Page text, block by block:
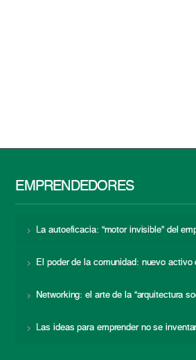
EMPRENDEDORES
La autoeficacia: “motor invisible” del
El poder de la comunidad: nuevo activo
Networking: el arte de la “arquitectura
Las ideas para emprender no se